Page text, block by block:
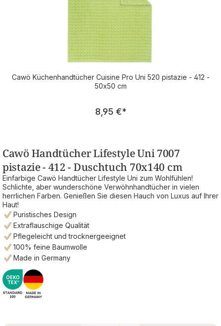
Cawö Küchenhandtücher Cuisine Pro Uni 520 pistazie - 412 -
50x50 cm
Regulärer Preis:
8,95 €*
Cawö Handtücher Lifestyle Uni 7007
pistazie - 412 - Duschtuch 70x140 cm
Einfarbige Cawö Handtücher Lifestyle Uni zum Wohlfühlen!
Schlichte, aber wunderschöne Verwöhnhandtücher in vielen
herrlichen Farben. Genießen Sie diesen Hauch von Luxus auf Ihrer
Haut!
Puristisches Design
Extraflauschige Qualität
Pflegeleicht und trocknergeeignet
100% feine Baumwolle
Made in Germany